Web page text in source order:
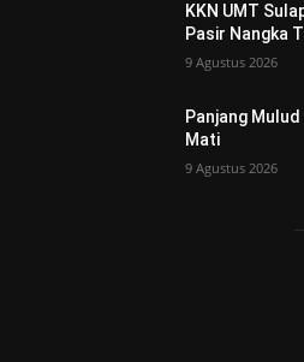
KKN UMT
Pasir Nangka
9 Agustus 2026
Panjang
Mati
9 Agustus 2026